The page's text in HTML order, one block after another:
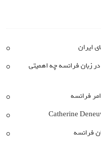
ایران
در زبان فرانسه چه اهمیتی
فرانسه